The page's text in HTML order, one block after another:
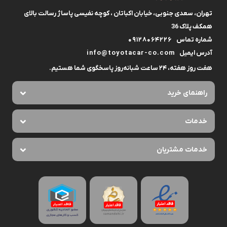
تهران، سعدی جنوبی، خیابان اکباتان ، کوچه نفیسی پاساژ رسالت بالای
همکف پلاک 36
شماره تماس
09128064226
آدرس ایمیل
info@toyotacar-co.com
هفت روز هفته، ۲۴ ساعت شبانه‌روز پاسخگوی شما هستیم.
راهنمای خرید
خدمات
خدمات مشتریان